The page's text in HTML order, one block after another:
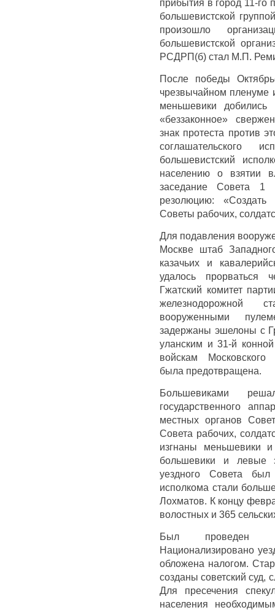
большевистской
произошло
большевистской
РСДРП(б) стал М.П.
После победы
чрезвычайном пленуме
меньшевики добились
«беззаконное»
знак протеста против
соглашательского
большевистский
населению о взятии
заседание Совета 1
резолюцию:
Советы рабочих,
Для подавления
Москве штаб
казачьих и
удалось прорваться
Гжатский комитет
железнодорожной
вооруженными
задержаны эшелоны с
уланским и 31-й
войскам Московского
была предотвращена.
Большевиками
государственного
местных органов
Совета рабочих,
изгнаны меньшевики
большевики и левые
уездного Совета
исполкома стали
Лохматов. К концу
волостных и 365
Был проведен
Национализировано
обложена налогом.
созданы советский суд,
Для пресечения
населения